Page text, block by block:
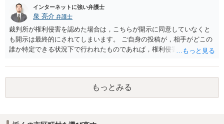
インターネットに強い弁護士
泉 亮介 弁護士
裁判所が権利侵害を認めた場合は，こちらが開示に同意していなくと
も開示は最終的にされてしまいます。 ご自身の投稿が，相手がどこの
誰か特定できる状況下で行われたものであれば，権利侵害性が認めら
いても，アカウントを特定したうえで，ネットストーカーとして晒し
たのであれば，かかる行為に権利侵害性が認められる可能性はあるで
もっとみる